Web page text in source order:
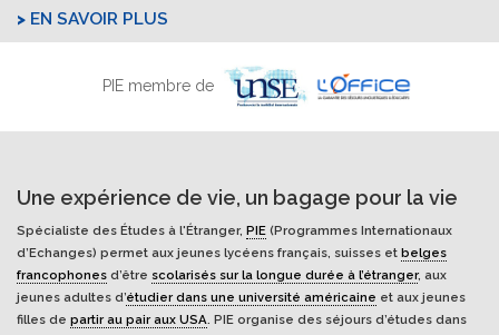
EN SAVOIR PLUS
PIE membre de
Une expérience de vie, un bagage pour la vie
Spécialiste des Études à l'Étranger, PIE (Programmes Internationaux
d’Echanges) permet aux jeunes lycéens français, suisses et belges
francophones d’être scolarisés sur la longue durée à l’étranger, aux
jeunes adultes d’étudier dans une université américaine et aux jeunes
filles de partir au pair aux USA. PIE organise des séjours d’études dans